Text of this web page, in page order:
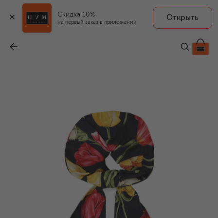
Скидка 10%
на первый заказ в приложении
Открыть